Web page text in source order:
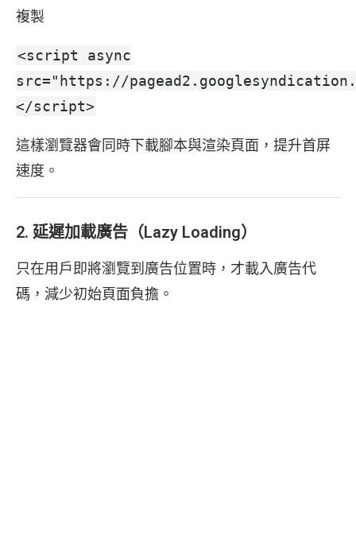
複製
<script async
src="https://
</script>
這樣瀏覽器會同時下載腳本與渲染頁面，提升首屏
速度。
2. 延遲加載廣告（Lazy Loading）
只在用戶即將瀏覽到廣告位置時，才載入廣告代
碼，減少初始頁面負擔。